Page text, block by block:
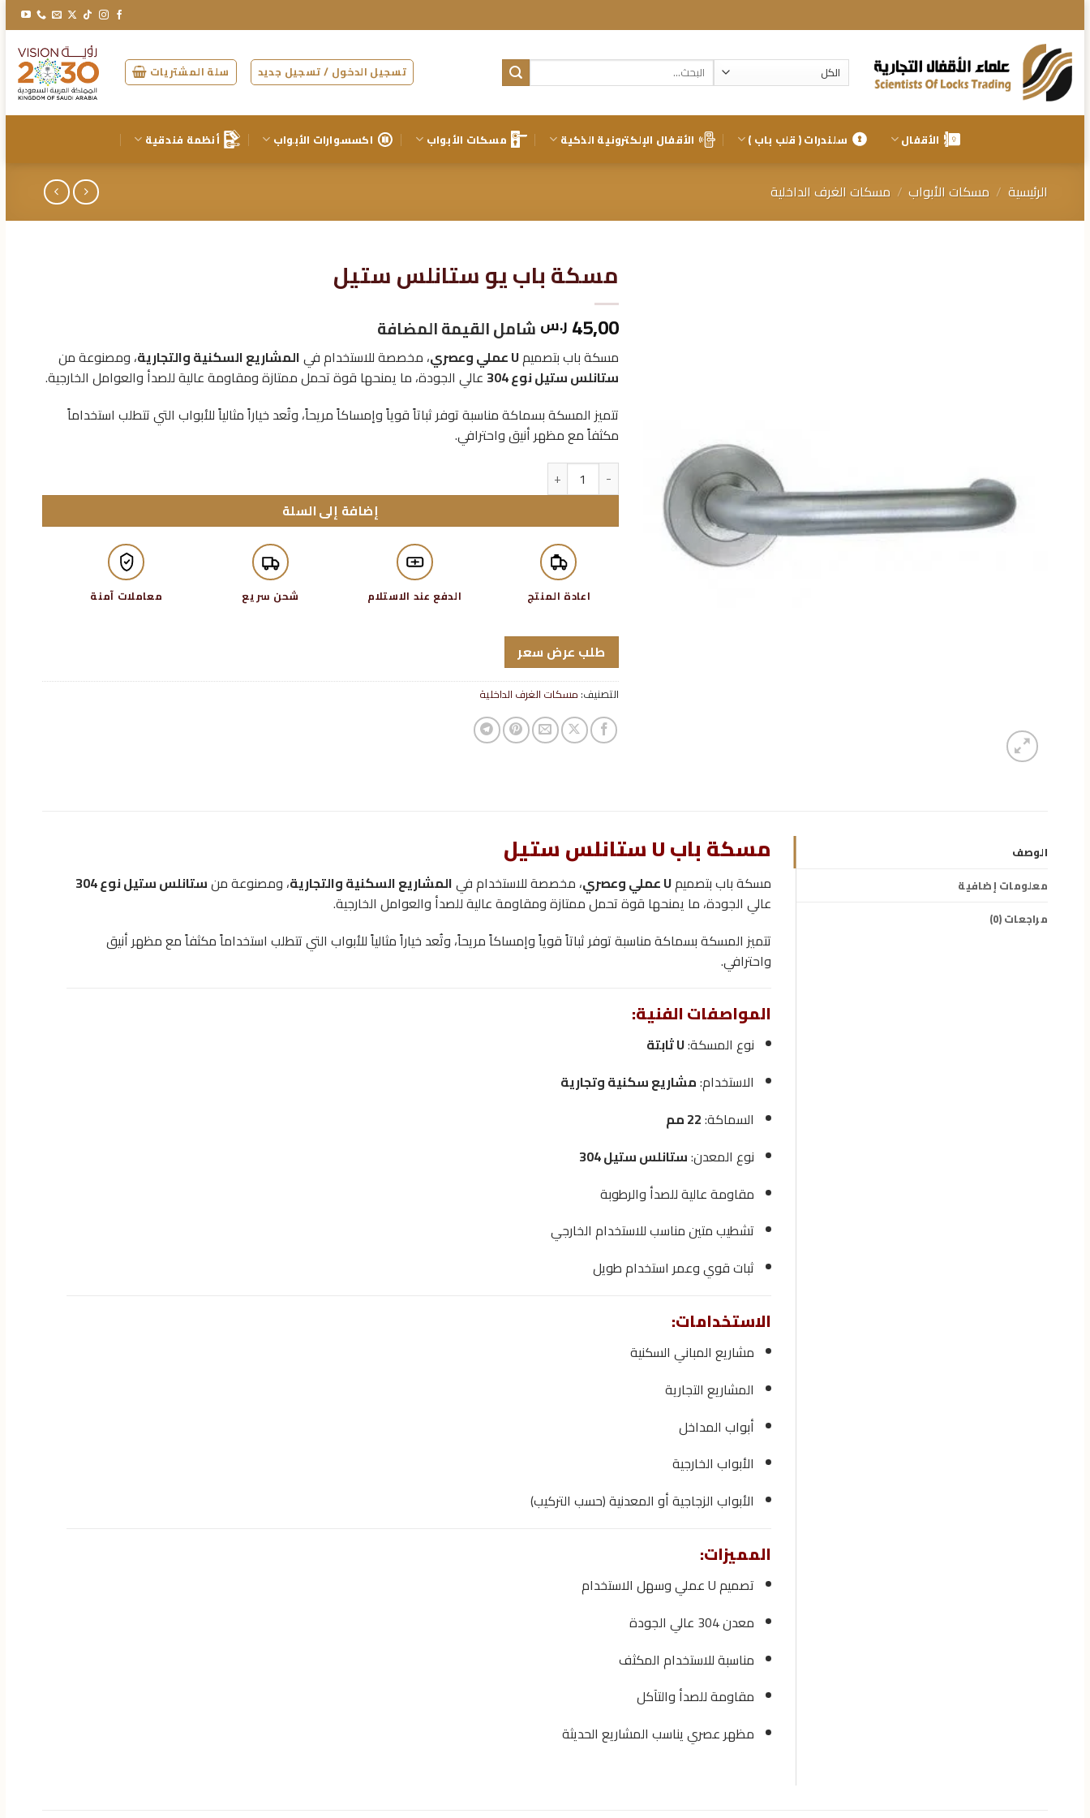
للمحتوى
البحث
عن:
تسجيل الدخول / تسجيل جديد سلة المشتريات
الأقفال سلندرات ( قلب باب ) الأقفال الإلكترونية الذكية مسكات الأبواب اكسسوارات الأبواب أنظمة فندقية
الرئيسية / مسكات الأبواب / مسكات الغرف الداخلية
مسكة باب يو ستانلس ستيل
45,00 ر.س شامل القيمة المضافة
مسكة باب بتصميمU عملي وعصري ، مخصصة للاستخدام فيالمشاريع السكنية والتجارية، ومصنوعة من
ستانلس ستيل نوع 304
عالي الجودة، ما يمنحها قوة تحمل ممتازة ومقاومة عالية للصدأ والعوامل الخارجية.
تتميز المسكة بسماكة مناسبة توفر ثباتاً قوياً وإمساكاً مريحاً، وتُعد خياراً مثالياً للأبواب التي تتطلب استخداماً
مكثفاً مع مظهر أنيق واحترافي.
كمية مسكة باب يو ستانلس ستيل
إضافة إلى السلة
اعادة المنتج الدفع عند الاستلام شحن سريع معاملات آمنة
طلب عرض سعر
التصنيف: مسكات الغرف الداخلية
الوصف
معلومات إضافية
مراجعات (0)
مسكة باب U ستانلس ستيل
مسكة باب بتصميمU عملي وعصري ، مخصصة للاستخدام فيالمشاريع السكنية والتجارية، ومصنوعة منستانلس ستيل نوع 304
عالي الجودة، ما يمنحها قوة تحمل ممتازة ومقاومة عالية للصدأ والعوامل الخارجية.
تتميز المسكة بسماكة مناسبة توفر ثباتاً قوياً وإمساكاً مريحاً، وتُعد خياراً مثالياً للأبواب التي تتطلب استخداماً مكثفاً مع مظهر أنيق
واحترافي.
المواصفات الفنية:
نوع المسكة:U ثابتة
الاستخدام:مشاريع سكنية وتجارية
السماكة:22 مم
نوع المعدن:ستانلس ستيل 304
مقاومة عالية للصدأ والرطوبة
تشطيب متين مناسب للاستخدام الخارجي
ثبات قوي وعمر استخدام طويل
الاستخدامات:
مشاريع المباني السكنية
المشاريع التجارية
أبواب المداخل
الأبواب الخارجية
الأبواب الزجاجية أو المعدنية (حسب التركيب)
المميزات:
تصميم U عملي وسهل الاستخدام
معدن 304 عالي الجودة
مناسبة للاستخدام المكثف
مقاومة للصدأ والتآكل
مظهر عصري يناسب المشاريع الحديثة